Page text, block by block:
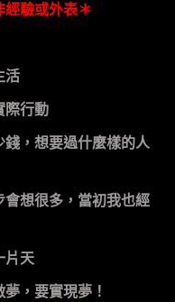
經驗或外表＊
活
際行動
，想要過什麼樣的人
想很多，當初我也經
片天
，要實現夢！